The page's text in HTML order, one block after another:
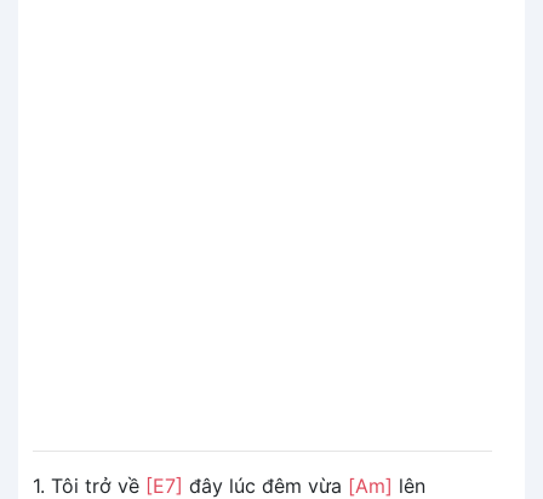
1. Tôi trở về [E7] đây lúc đêm vừa [Am] lên